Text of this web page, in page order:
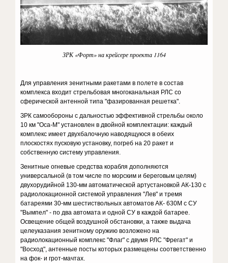
ЗРК «Форт» на крейсере проекта 1164
Для управления зенитными ракетами в полете в состав
комплекса входит стрельбовая многоканальная РЛС со
сферической антенной типа "фазированная решетка".
ЗРК самообороны с дальностью эффективной стрельбы около
10 км "Оса-М" установлен в двойной комплектации: каждый
комплекс имеет двухбалочную наводящуюся в обеих
плоскостях пусковую установку, погреб на 20 ракет и
собственную систему управления.
Зенитные огневые средства корабля дополняются
универсальной (в том числе по морским и береговым целям)
двухорудийной 130-мм автоматической артустановкой АК-130 с
радиолокационной системой управления "Лев" и тремя
батареями 30-мм шестиствольных автоматов АК- 630М с СУ
"Вымпел" - по два автомата и одной СУ в каждой батарее.
Освещение общей воздушной обстановки, а также выдача
целеуказания зенитному оружию возложено на
радиолокационный комплекс "Флаг" с двумя РЛС "Фрегат" и
"Восход", антенные посты которых размещены соответственно
на фок- и грот-мачтах.